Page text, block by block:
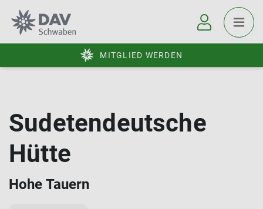
MITGLIED WERDEN
Sudetendeutsche
Hütte
Hohe Tauern